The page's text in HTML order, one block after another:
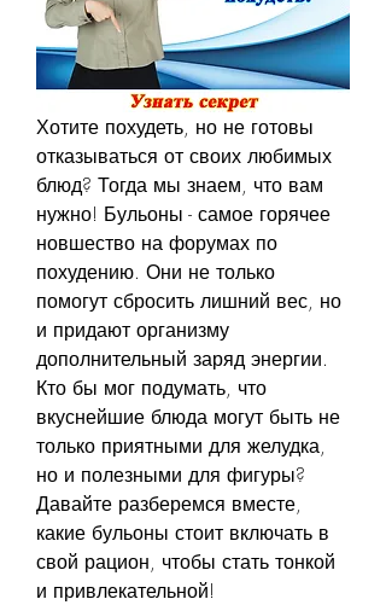
Хотите похудеть, но не готовы
отказываться от своих любимых
блюд? Тогда мы знаем, что вам
нужно! Бульоны - самое горячее
новшество на форумах по
похудению. Они не только
помогут сбросить лишний вес, но
и придают организму
дополнительный заряд энергии.
Кто бы мог подумать, что
вкуснейшие блюда могут быть не
только приятными для желудка,
но и полезными для фигуры?
Давайте разберемся вместе,
какие бульоны стоит включать в
свой рацион, чтобы стать тонкой
и привлекательной!